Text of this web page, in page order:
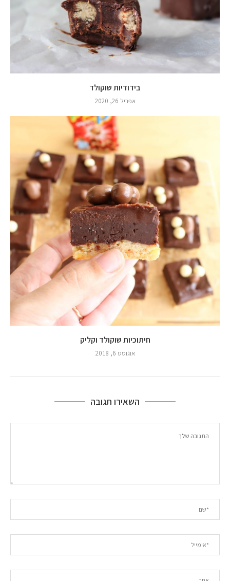
בידודיות שוקולד
אפריל 26, 2020
חיתוכיות שוקולד וקליק
אוגוסט 6, 2018
השאירו תגובה